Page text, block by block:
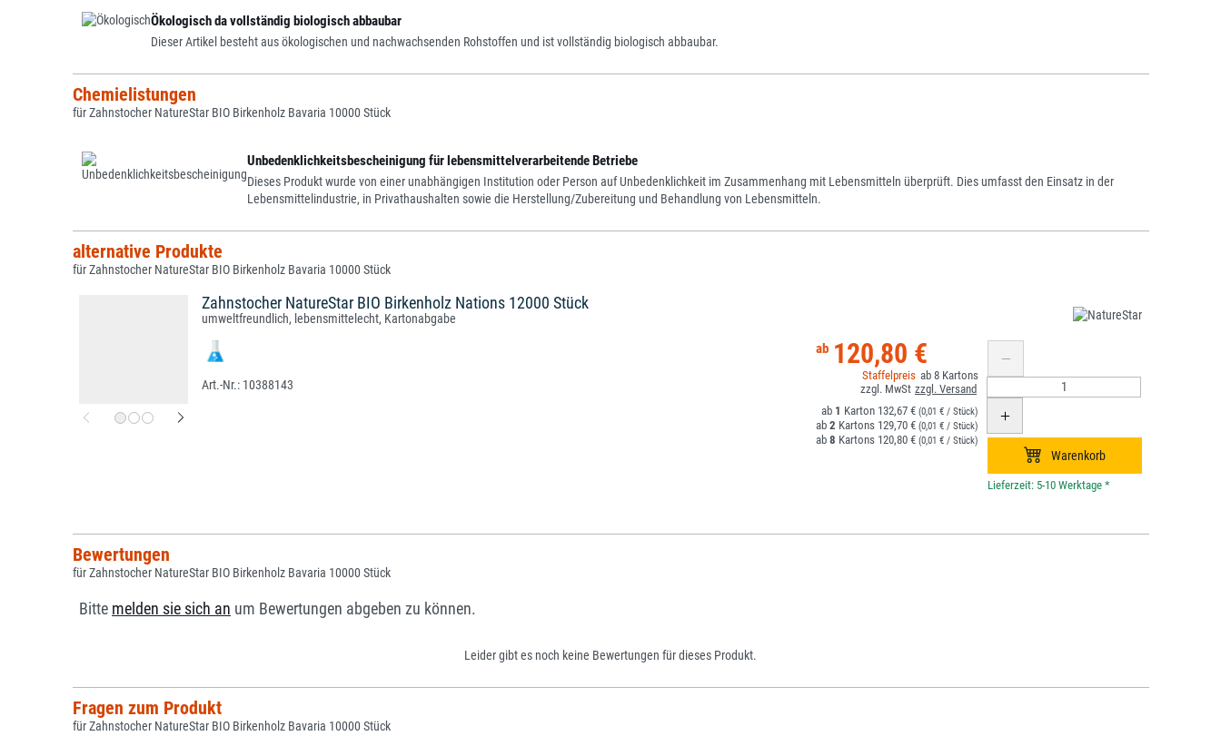
Ökologisch da vollständig biologisch abbaubar
Dieser Artikel besteht aus ökologischen und nachwachsenden Rohstoffen und ist vollständig biologisch abbaubar.
Chemielistungen
für Zahnstocher NatureStar BIO Birkenholz Bavaria 10000 Stück
Unbedenklichkeitsbescheinigung für lebensmittelverarbeitende Betriebe
Dieses Produkt wurde von einer unabhängigen Institution oder Person auf Unbedenklichkeit im Zusammenhang mit Lebensmitteln überprüft. Dies umfasst den Einsatz in der
Lebensmittelindustrie, in Privathaushalten sowie die Herstellung/Zubereitung und Behandlung von Lebensmitteln.
alternative Produkte
für Zahnstocher NatureStar BIO Birkenholz Bavaria 10000 Stück
Zahnstocher NatureStar BIO Birkenholz Nations 12000 Stück
umweltfreundlich, lebensmittelecht, Kartonabgabe
10388143
120,80 €
8
1 132,67 € (0,01 € / Stück)
2 129,70 € (0,01 € / Stück)
8 120,80 € (0,01 € / Stück)
*
Bewertungen
für Zahnstocher NatureStar BIO Birkenholz Bavaria 10000 Stück
Bitte melden sie sich an um Bewertungen abgeben zu können.
Leider gibt es noch keine Bewertungen für dieses Produkt.
Fragen zum Produkt
für Zahnstocher NatureStar BIO Birkenholz Bavaria 10000 Stück